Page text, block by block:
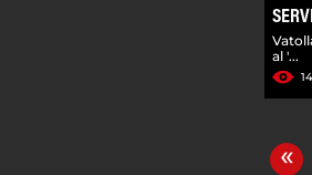
al '...
«